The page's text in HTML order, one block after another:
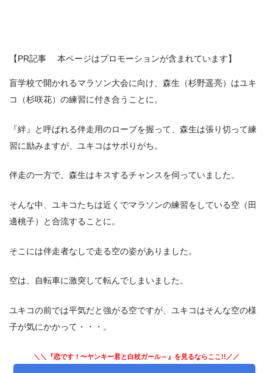
【PR記事 本ページはプロモーションが含まれています】
盲学校で開かれるマラソン大会に向け、森生（杉野遥亮）はユキ
コ（杉咲花）の練習に付き合うことに。
『絆』と呼ばれる伴走用のロープを握って、森生は張り切って練
習に励みますが、ユキコはサボりがち。
伴走の一方で、森生はキスするチャンスを伺っていました。
そんな中、ユキコたちは近くでマラソンの練習をしている空（田
邊桃子）と合流することに。
そこには伴走者なしで走る空の姿がありました。
空は、自転車に激突して転んでしまいました。
ユキコの前では平気だと強がる空ですが、ユキコはそんな空の様
子が気にかかって・・・。
＼＼『恋です！〜ヤンキー君と白杖ガール～』を見るならここ!!／／